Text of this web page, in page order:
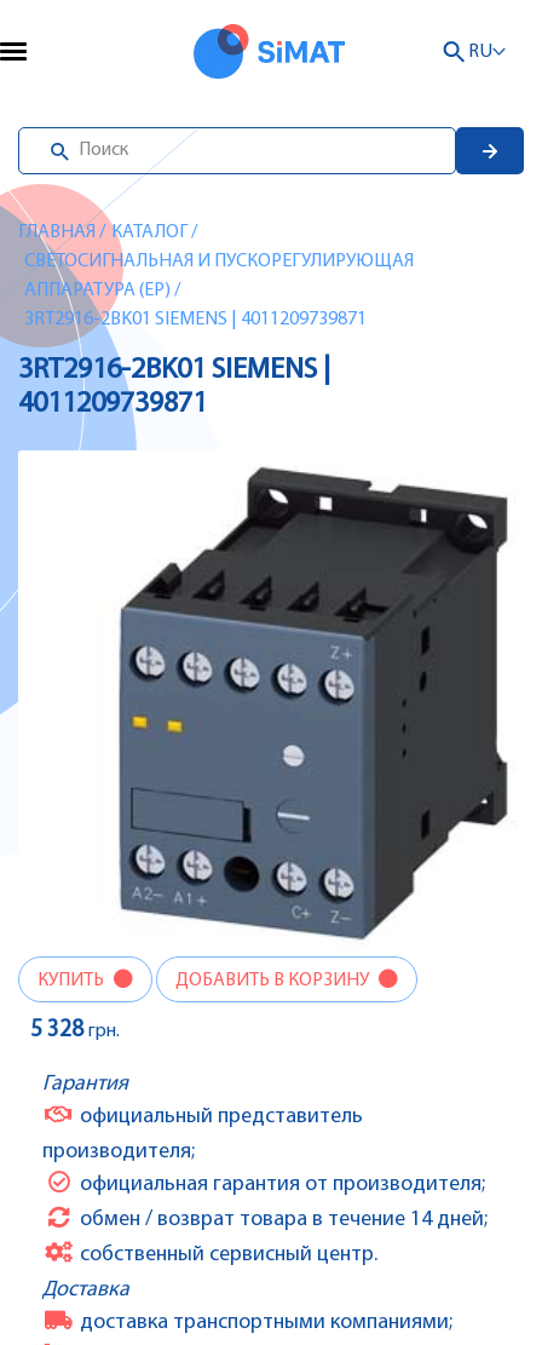
RU
ГЛАВНАЯ / КАТАЛОГ /
СВЕТОСИГНАЛЬНАЯ И ПУСКОРЕГУЛИРУЮЩАЯ
АППАРАТУРА (EP) /
3RT2916-2BK01 SIEMENS | 4011209739871
3RT2916-2BK01 SIEMENS |
4011209739871
КУПИТЬ ДОБАВИТЬ В КОРЗИНУ
5 328грн.
Гарантия
официальный представитель
производителя;
официальная гарантия от производителя;
обмен / возврат товара в течение 14 дней;
собственный сервисный центр.
Доставка
доставка транспортными компаниями;